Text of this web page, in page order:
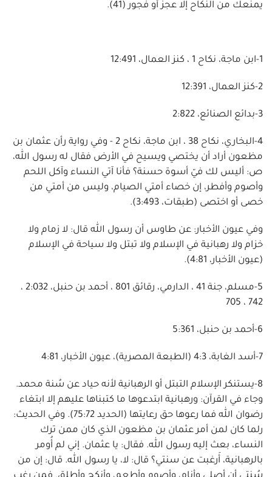
يمنعك من النكاح إلا عجز أو فجور (41).
1-ابن ماجة، نكاح 1 ، كنز العمال، 12:491
2-كنز العمال، 12:391
3-بدائع الصنائع، 2:822
4-البخاري، نكاح 38 ، ابن ماجة، نكاح 2 - وفي رواية رأن عثمان بن
مظعون أراد أن يختصي ويسيح في الأرض فقال له رسول الله،
ص: أليس لك فيّ أسوة حسنة؟ فأنا آتي النساء وآكل اللحم
وأصوم وأفطر، إن خصاء أمتي الصيام، وليس من أمتي من
خصى أو اختصى (طبقات، 3:493).
وفي عيون الأخبار: عن طاوس أن رسول الله قال: لا زمام ولا
خزام ولا رهبانية في الإسلام ولا تبتل ولا سياحة في الإسلام
(عيون الأخبار، 4:81).
5-مسلم، جنة 41 ، الدارمي، رقائق 801 ، أحمد بن حنبل، 2:032 ،
742 ، 705
6-أحمد بن حنبل، 5:361
7-أسد الغابة، 4:3 (الطبعة المصرية)، عيون الأخبار، 4:81
8-يستنكر الإسلام التبتل أو الرهبانية لأنه حياد عن سُنة محمد.
وجاء في القرآن: ورهبانية ابتدعوها ما كتبناها عليهم إلا ابتغاء
رضوان الله فما رعوها حق رعايتها (الحديد 75:72). وفي الحديث:
رلما كان لمن أمر عثمان بن مظعون الذي كان ممن ترك
النساء، بعث إليه رسول الله. فقال: يا عثمان. إني لم أُومر
بالرهبانية، أَرغبت عن سنتي؟ قال: لا، يا رسول الله. قال: إن من